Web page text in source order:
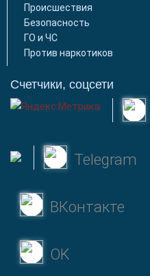
Происшествия
Безопасность
ГО и ЧС
Против наркотиков
Счетчики, соцсети
Telegram
ВКонтакте
OK